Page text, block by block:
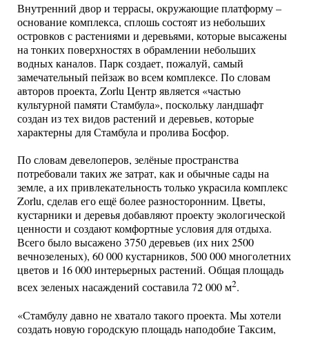
Внутренний двор и террасы, окружающие платформу –
основание комплекса, сплошь состоят из небольших
островков с растениями и деревьями, которые высажены
на тонких поверхностях в обрамлении небольших
водных каналов. Парк создает, пожалуй, самый
замечательный пейзаж во всем комплексе. По словам
авторов проекта, Zorlu Центр является «частью
культурной памяти Стамбула», поскольку ландшафт
создан из тех видов растений и деревьев, которые
характерны для Стамбула и пролива Босфор.
По словам девелоперов, зелёные пространства
потребовали таких же затрат, как и обычные сады на
земле, а их привлекательность только украсила комплекс
Zorlu, сделав его ещё более разносторонним. Цветы,
кустарники и деревья добавляют проекту экологической
ценности и создают комфортные условия для отдыха.
Всего было высажено 3750 деревьев (их них 2500
вечнозеленых), 60 000 кустарников, 500 000 многолетних
цветов и 16 000 интерьерных растений. Общая площадь
всех зеленых насаждений составила 72 000 м2.
«Стамбулу давно не хватало такого проекта. Мы хотели
создать новую городскую площадь наподобие Таксим,